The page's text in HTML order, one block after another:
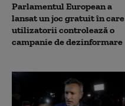
Parlamentul European a
lansat un joc gratuit în care
utilizatorii controlează o
campanie de dezinformare